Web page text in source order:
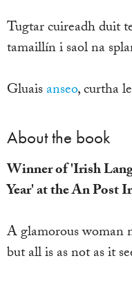
Tugtar cuireadh duit
tamaillín i saol na
Gluaisanseo, curtha
About the book
Winner of 'Irish
Year' at the An Post
A glamorous woman
but all is as not as it